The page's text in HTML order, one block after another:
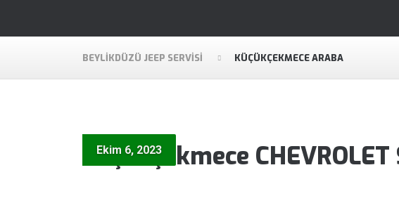
BEYLIKDÜZÜ JEEP SERVISI KÜÇÜKÇEKMECE ARABA
Küçükçekmece
Ekim 6, 2023